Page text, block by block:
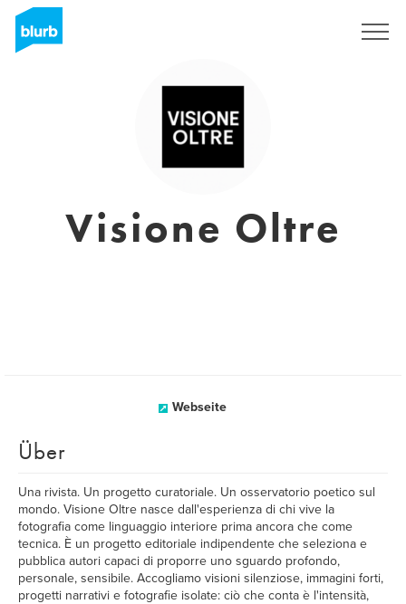
Visione Oltre
Webseite
Über
Una rivista. Un progetto curatoriale. Un osservatorio poetico sul
mondo. Visione Oltre nasce dall'esperienza di chi vive la
fotografia come linguaggio interiore prima ancora che come
tecnica. È un progetto editoriale indipendente che seleziona e
pubblica autori capaci di proporre uno sguardo profondo,
personale, sensibile. Accogliamo visioni silenziose, immagini forti,
progetti narrativi e fotografie isolate: ciò che conta è l'intensità,